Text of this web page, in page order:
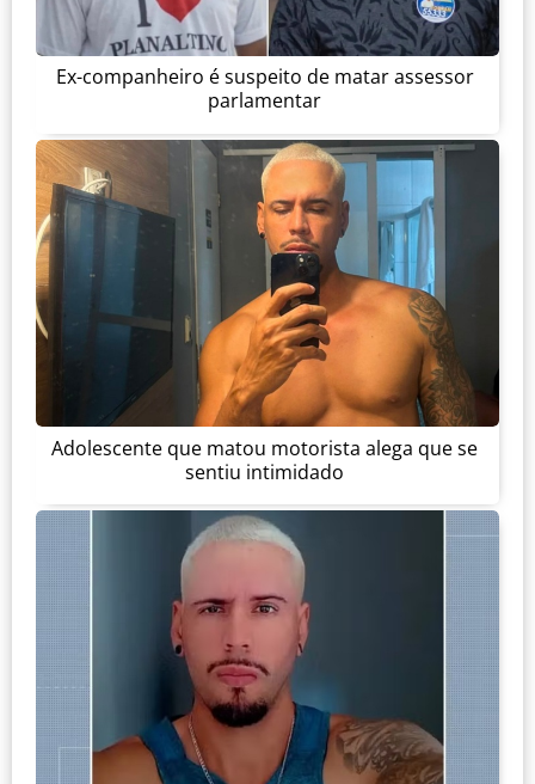
Ex-companheiro é suspeito de matar assessor
parlamentar
Adolescente que matou motorista alega que se
sentiu intimidado